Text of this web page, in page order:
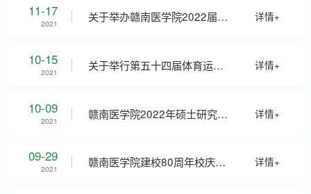
临床医学硕士专业学位现场确
11-17
2021 关于举办赣南医学院2022届毕
业生秋季招聘会的通知
详情+
10-15
2021 关于举行第五十四届体育运动
会的通知
详情+
10-09
2021 赣南医学院2022年硕士研究生
招生简章
详情+
09-29
2021 赣南医学院建校80周年校庆公 详情+